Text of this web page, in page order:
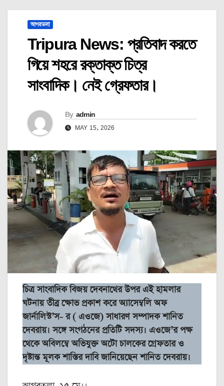
আগরতলা
Tripura News: প্রতিবাদ করতে
গিয়ে শহরে রক্তাক্ত চিত্র
সাংবাদিক। নেই গ্রেফতার।
By admin
MAY 15, 2026
চিত্র সাংবাদিক বিজয় দেবনাথের উপর এই হামলার
ঘটনায় তীব্র ক্ষোভ প্রকাশ করে অ্যাসেম্বলি অফ
জার্নালিস্ট’স- র ( এওজে) সাধারণ সম্পাদক শানিত
দেবরায়। সঙ্গে সংগঠনের প্রতিটি সদস্য। এওজে’র পক্ষ
থেকে অবিলম্বে অভিযুক্ত অটো চালকের গ্রেফতার ও
দৃষ্টান্ত মূলক শাস্তির দাবি জানিয়েছেন শানিত দেবরায়।